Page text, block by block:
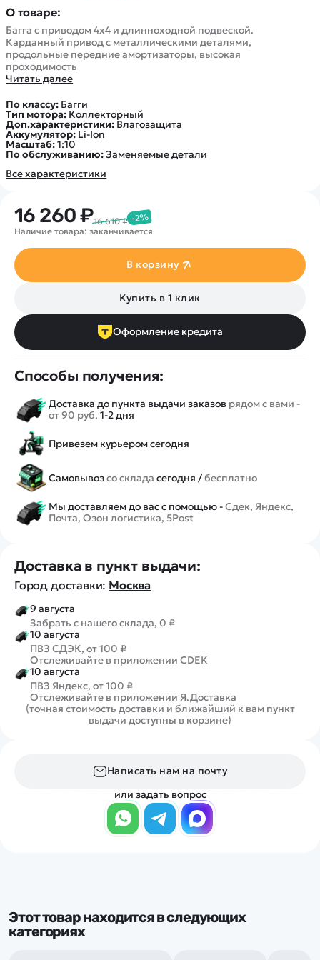
О товаре:
Багга с приводом 4x4 и длинноходной подвеской.
Карданный привод с металлическими деталями,
продольные передние амортизаторы, высокая
проходимость
Читать далее
По классу: Багги
Тип мотора: Коллекторный
Доп.характеристики: Влагозащита
Аккумулятор: Li-Ion
Масштаб:1:10
По обслуживанию:Заменяемые детали
Все характеристики
16 260 ₽16 610 ₽ -2%
Наличие товара: заканчивается
В корзину
Купить в 1 клик
Оформление кредита
Способы получения:
Доставка до пункта выдачи заказов рядом с вами -
от 90 руб. 1-2 дня
Привезем курьером сегодня
Самовывозсо склада сегодня /бесплатно
Мы доставляем до вас с помощью -Сдек, Яндекс,
Почта, Озон логистика, 5Post
Доставка в пункт выдачи:
Город доставки: Москва
9 августа
Забрать с нашего склада, 0 ₽
10 августа
ПВЗ СДЭК, от 100 ₽
Отслеживайте в приложении CDEK
10 августа
ПВЗ Яндекс, от 100 ₽
Отслеживайте в приложении Я.Доставка
(точная стоимость доставки и ближайший к вам пункт
выдачи доступны в корзине)
Написать нам на почту
или задать вопрос
Этот товар находится в следующих
категориях